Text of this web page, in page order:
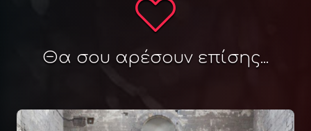
Θα σου αρέσουν επίσης...